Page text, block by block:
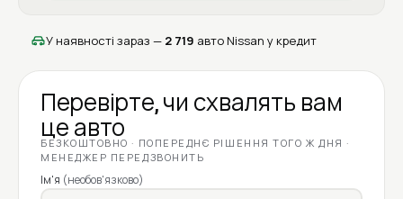
У наявності зараз — 2 719 авто Nissan у кредит
Перевірте, чи схвалять вам
це авто
БЕЗКОШТОВНО · ПОПЕРЕДНЄ РІШЕННЯ ТОГО Ж ДНЯ ·
МЕНЕДЖЕР ПЕРЕДЗВОНИТЬ
Ім'я (необов'язково)